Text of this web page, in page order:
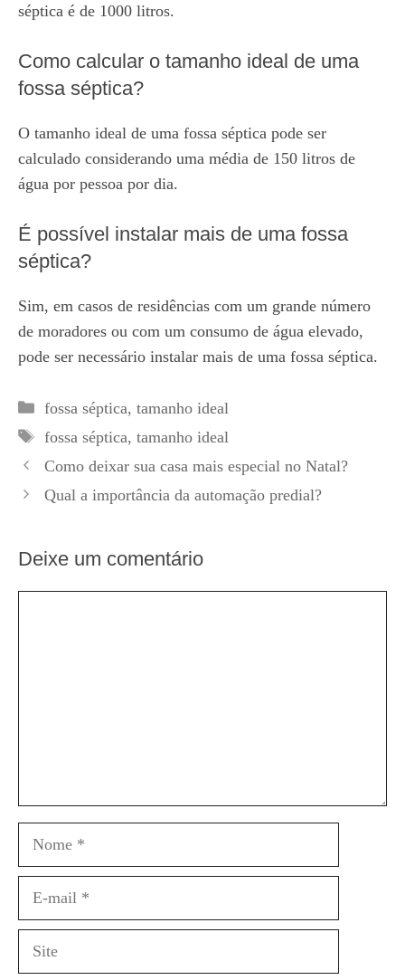
séptica é de 1000 litros.
Como calcular o tamanho ideal de uma
fossa séptica?
O tamanho ideal de uma fossa séptica pode ser
calculado considerando uma média de 150 litros de
água por pessoa por dia.
É possível instalar mais de uma fossa
séptica?
Sim, em casos de residências com um grande número
de moradores ou com um consumo de água elevado,
pode ser necessário instalar mais de uma fossa séptica.
Categorias
fossa séptica, tamanho ideal
Tags
fossa séptica, tamanho ideal
Como deixar sua casa mais especial no Natal?
Qual a importância da automação predial?
Deixe um comentário